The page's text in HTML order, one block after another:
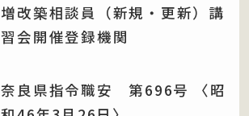
増改築相談員（新規・更新）講
習会開催登録機関
奈良県指令職安 第696号 〈昭